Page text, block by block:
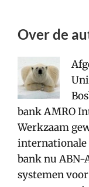
Over de
bank AMRO
Werkzaam
bank nu ABN-
systemen